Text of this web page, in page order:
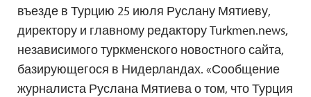
въезде в Турцию 25 июля Руслану Мятиеву,
директору и главному редактору Turkmen.news,
независимого туркменского новостного сайта,
базирующегося в Нидерландах. «Сообщение
журналиста Руслана Мятиева о том, что Турция